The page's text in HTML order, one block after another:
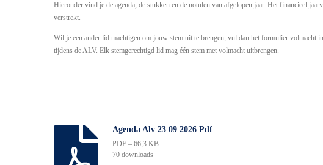
Hieronder vind je de agenda, de stukken en de notulen van afgelopen jaar. Het financieel
verstrekt.
Wil je een ander lid machtigen om jouw stem uit te brengen, vul dan het formulier volmacht
tijdens de ALV. Elk stemgerechtigd lid mag één stem met volmacht uitbrengen.
Agenda Alv 23 09 2026 Pdf
PDF – 66,3 KB
70 downloads